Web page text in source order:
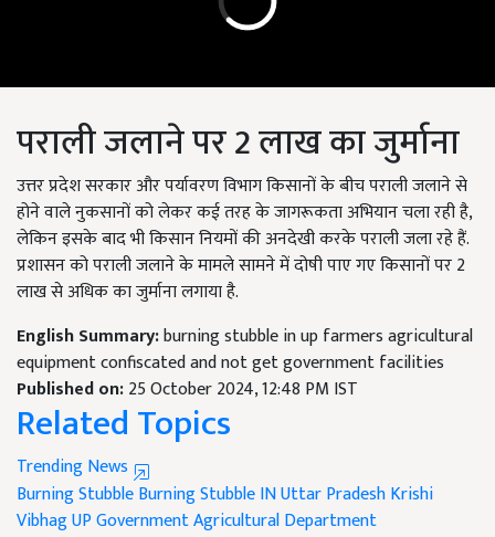
पराली जलाने पर 2 लाख का जुर्माना
उत्तर प्रदेश सरकार और पर्यावरण विभाग किसानों के बीच पराली जलाने से
होने वाले नुकसानों को लेकर कई तरह के जागरूकता अभियान चला रही है,
लेकिन इसके बाद भी किसान नियमों की अनदेखी करके पराली जला रहे हैं.
प्रशासन को पराली जलाने के मामले सामने में दोषी पाए गए किसानों पर 2
लाख से अधिक का जुर्माना लगाया है.
English Summary:burning stubble in up farmers agricultural
equipment confiscated and not get government facilities
Published on:25 October 2024, 12:48 PM IST
Related Topics
Trending News
Burning StubbleBurning Stubble IN Uttar PradeshKrishi
VibhagUP GovernmentAgricultural Department